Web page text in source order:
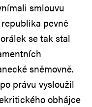
smlouvu
pevně
se tak stal
sněmovně.
právu vysloužil
obhájce